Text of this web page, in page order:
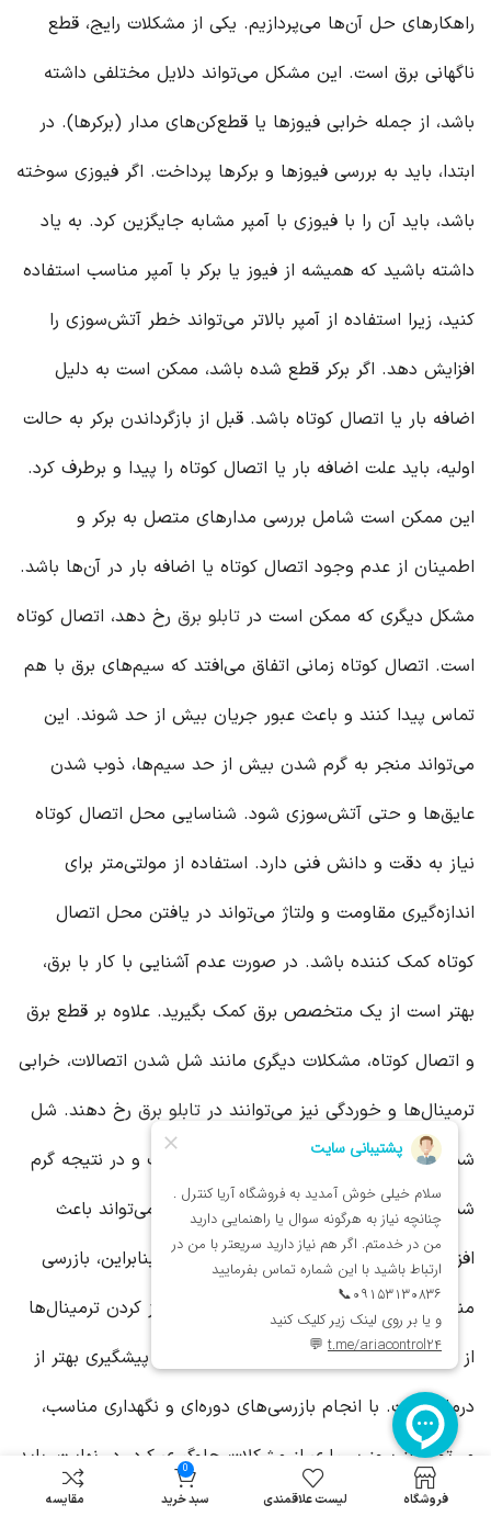
راهکارهای حل آن‌ها می‌پردازیم. یکی از مشکلات رایج، قطع
ناگهانی برق است. این مشکل می‌تواند دلایل مختلفی داشته
باشد، از جمله خرابی فیوزها یا قطع‌کن‌های مدار (برکرها). در
ابتدا، باید به بررسی فیوزها و برکرها پرداخت. اگر فیوزی سوخته
باشد، باید آن را با فیوزی با آمپر مشابه جایگزین کرد. به یاد
داشته باشید که همیشه از فیوز یا برکر با آمپر مناسب استفاده
کنید، زیرا استفاده از آمپر بالاتر می‌تواند خطر آتش‌سوزی را
افزایش دهد. اگر برکر قطع شده باشد، ممکن است به دلیل
اضافه بار یا اتصال کوتاه باشد. قبل از بازگرداندن برکر به حالت
اولیه، باید علت اضافه بار یا اتصال کوتاه را پیدا و برطرف کرد.
این ممکن است شامل بررسی مدارهای متصل به برکر و
اطمینان از عدم وجود اتصال کوتاه یا اضافه بار در آن‌ها باشد.
مشکل دیگری که ممکن است در تابلو برق رخ دهد، اتصال کوتاه
است. اتصال کوتاه زمانی اتفاق می‌افتد که سیم‌های برق با هم
تماس پیدا کنند و باعث عبور جریان بیش از حد شوند. این
می‌تواند منجر به گرم شدن بیش از حد سیم‌ها، ذوب شدن
عایق‌ها و حتی آتش‌سوزی شود. شناسایی محل اتصال کوتاه
نیاز به دقت و دانش فنی دارد. استفاده از مولتی‌متر برای
اندازه‌گیری مقاومت و ولتاژ می‌تواند در یافتن محل اتصال
کوتاه کمک کننده باشد. در صورت عدم آشنایی با کار با برق،
بهتر است از یک متخصص برق کمک بگیرید. علاوه بر قطع برق
و اتصال کوتاه، مشکلات دیگری مانند شل شدن اتصالات، خرابی
ترمینال‌ها و خوردگی نیز می‌توانند در تابلو برق رخ دهند. شل
شدن اتصالات می‌تواند باعث افزایش مقاومت و در نتیجه گرم
شدن بیش از حد سیم‌ها شود. خوردگی نیز می‌تواند باعث
افزایش مقاومت و ایجاد اتصال کوتاه شود. بنابراین، بازرسی
منظم تابلو برق و سفت کردن اتصالات و تمیز کردن ترمینال‌ها
از اهمیت بالایی برخوردار است. به طور کلی، پیشگیری بهتر از
درمان است. با انجام بازرسی‌های دوره‌ای و نگهداری مناسب،
می‌توان از بروز بسیاری از مشکلات جلوگیری کرد. در نهایت، باید
به این نکته اشاره کرد که تعمیر
تابلو برق، به خصوص در فروشگاه لیست علاقمندی
0
سبد خرید مقایسه